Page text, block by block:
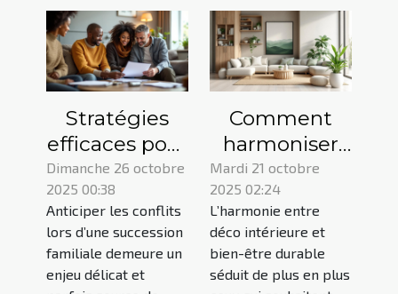
Stratégies
efficaces pour
anticiper les
litiges dans
les
successions
familiales
Dimanche 26 octobre
2025 00:38
Anticiper les conflits
lors d’une succession
familiale demeure un
enjeu délicat et
Comment
harmoniser
déco
intérieure et
bien-être
durable ?
Mardi 21 octobre
2025 02:24
L’harmonie entre
déco intérieure et
bien-être durable
séduit de plus en plus